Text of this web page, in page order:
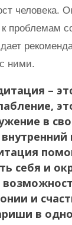
человека.
проблемам
ними.
–
в
внутренний
себя и
и
в